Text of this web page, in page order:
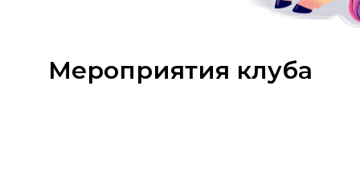
Мероприятия клуба